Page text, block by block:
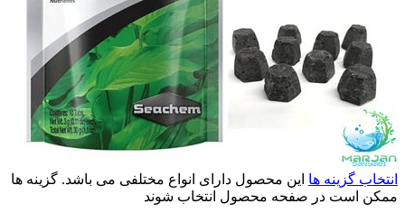
انتخاب گزینه ها این محصول دارای انواع مختلفی می باشد. گزینه ها
ممکن است در صفحه محصول انتخاب شوند